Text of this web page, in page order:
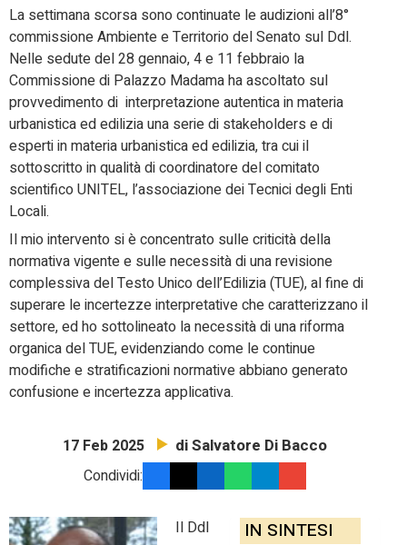
La settimana scorsa sono continuate le audizioni all’8°
commissione Ambiente e Territorio del Senato sul Ddl.
Nelle sedute del 28 gennaio, 4 e 11 febbraio la
Commissione di Palazzo Madama ha ascoltato sul
provvedimento di interpretazione autentica in materia
urbanistica ed edilizia una serie di stakeholders e di
esperti in materia urbanistica ed edilizia, tra cui il
sottoscritto in qualità di coordinatore del comitato
scientifico UNITEL, l’associazione dei Tecnici degli Enti
Locali.
Il mio intervento si è concentrato sulle criticità della
normativa vigente e sulle necessità di una revisione
complessiva del Testo Unico dell’Edilizia (TUE), al fine di
superare le incertezze interpretative che caratterizzano il
settore, ed ho sottolineato la necessità di una riforma
organica del TUE, evidenziando come le continue
modifiche e stratificazioni normative abbiano generato
confusione e incertezza applicativa.
17 Feb 2025 di Salvatore Di Bacco
Condividi:
IN SINTESI
Il Ddl